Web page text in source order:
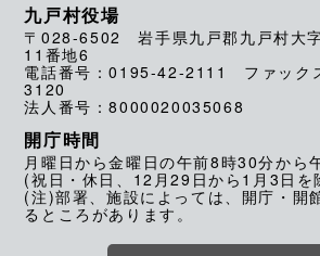
九戸村役場
〒028-6502 岩手県九戸郡九戸村大
11番地6
電話番号：0195-42-2111 ファック
3120
法人番号：8000020035068
開庁時間
月曜日から金曜日の午前8時30分から
(祝日・休日、12月29日から1月3日を
(注)部署、施設によっては、開庁・開
るところがあります。